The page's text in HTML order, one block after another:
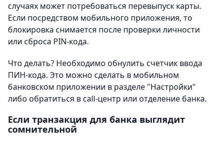
случаях может потребоваться перевыпуск карты.
Если посредством мобильного приложения, то
блокировка снимается после проверки личности
или сброса PIN-кода.
Что делать? Необходимо обнулить счетчик ввода
ПИН-кода. Это можно сделать в мобильном
банковском приложении в разделе "Настройки"
либо обратиться в call-центр или отделение банка.
Если транзакция для банка выглядит
сомнительной